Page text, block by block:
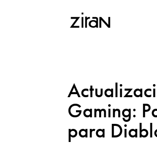
Gaming:
para